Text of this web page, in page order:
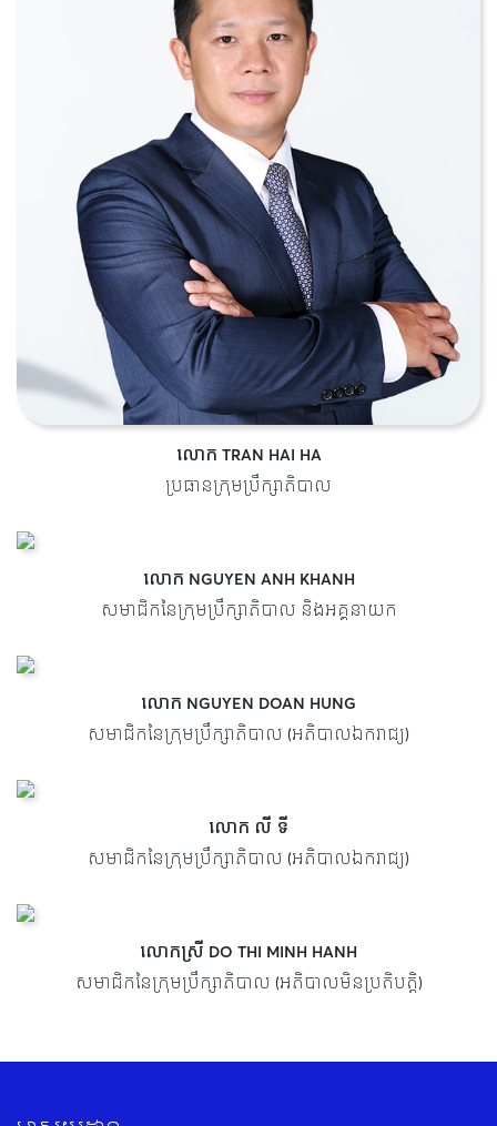
លោក TRAN HAI HA
ប្រធានក្រុមប្រឹក្សាភិបាល
លោក NGUYEN ANH KHANH
សមាជិកនៃក្រុមប្រឹក្សាភិបាល និងអគ្គនាយក
លោក NGUYEN DOAN HUNG
សមាជិកនៃក្រុមប្រឹក្សាភិបាល (អភិបាលឯករាជ្យ)
លោក លី ទី
សមាជិកនៃក្រុមប្រឹក្សាភិបាល (អភិបាលឯករាជ្យ)
លោកស្រី DO THI MINH HANH
សមាជិកនៃក្រុមប្រឹក្សាភិបាល (អភិបាលមិនប្រតិបត្តិ)